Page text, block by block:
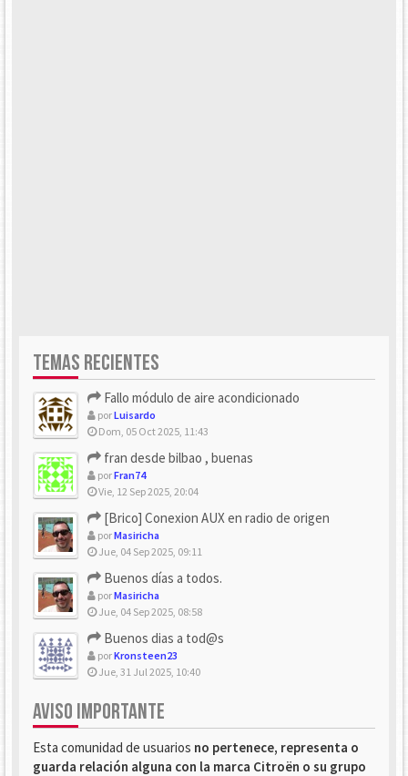
TEMAS RECIENTES
Fallo módulo de aire acondicionado
porLuisardo
Dom, 05 Oct 2025, 11:43
fran desde bilbao , buenas
porFran74
Vie, 12 Sep 2025, 20:04
[Brico] Conexion AUX en radio de origen
porMasiricha
Jue, 04 Sep 2025, 09:11
Buenos días a todos.
porMasiricha
Jue, 04 Sep 2025, 08:58
Buenos dias a tod@s
porKronsteen23
Jue, 31 Jul 2025, 10:40
AVISO IMPORTANTE
Esta comunidad de usuarios no pertenece, representa o
guarda relación alguna con la marca Citroën o su grupo